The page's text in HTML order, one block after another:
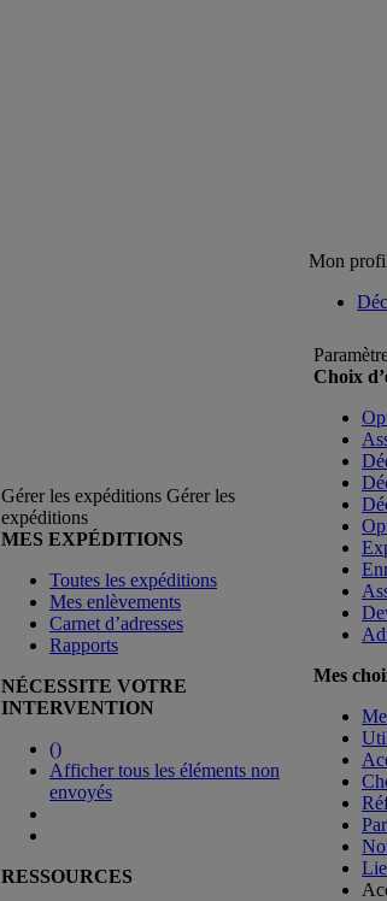
Mon
Gérer les expéditions Gérer les
expéditions
MES EXPÉDITIONS
Toutes les expéditions
Mes enlèvements
Carnet d’adresses
Rapports
NÉCESSITE VOTRE
INTERVENTION
()
Afficher tous les éléments non
envoyés
RESSOURCES
Choix
Mes